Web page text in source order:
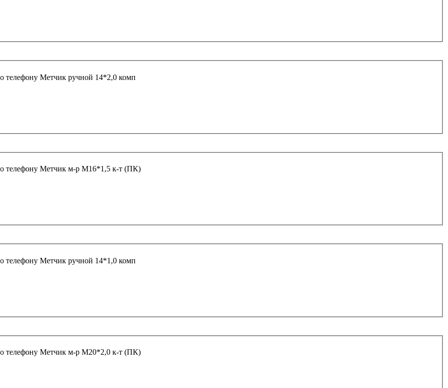
телефону
Метчик ручной 14*2,0 комп
телефону Метчик м-р М16*1,5 к-т (ПК)
телефону
Метчик ручной 14*1,0 комп
телефону Метчик м-р М20*2,0 к-т (ПК)